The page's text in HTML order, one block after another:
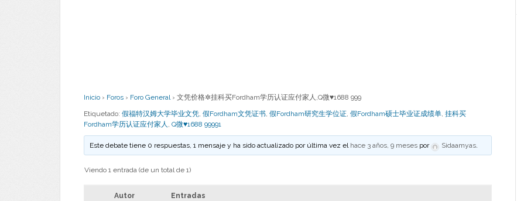
Inicio › Foros › Foro General › 文凭价格✲挂科买Fordham学历认证应付家人,Q微♥1688 999
Etiquetado: 假福特汉姆大学毕业文凭, 假Fordham文凭证书, 假Fordham研究生学位证, 假Fordham硕士毕业证成绩单, 挂科买
Fordham学历认证应付家人 , Q微♥1688 99991
Este debate tiene 0 respuestas, 1 mensaje y ha sido actualizado por última vez el hace 3 años, 9 meses por Sidaamyas.
Viendo 1 entrada (de un total de 1)
Autor Entradas